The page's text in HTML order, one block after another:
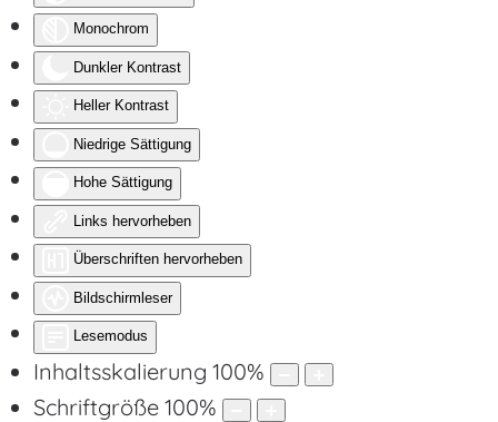
Monochrom
Dunkler Kontrast
Heller Kontrast
Niedrige Sättigung
Hohe Sättigung
Links hervorheben
Überschriften hervorheben
Bildschirmleser
Lesemodus
Inhaltsskalierung 100%
Schriftgröße 100%